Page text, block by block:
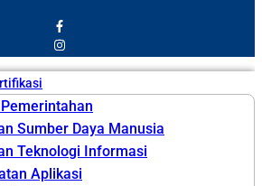
Sumber Daya Manusia
Teknologi Informasi
Aplikasi